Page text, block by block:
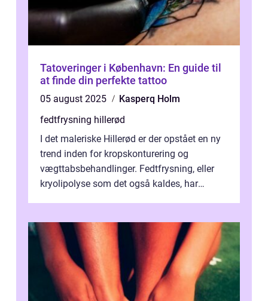
Tatoveringer i København: En guide til
at finde din perfekte tattoo
05 august 2025
Kasperq Holm
fedtfrysning hillerød
I det maleriske Hillerød er der opstået en ny
trend inden for kropskonturering og
vægttabsbehandlinger. Fedtfrysning, eller
kryolipolyse som det også kaldes, har